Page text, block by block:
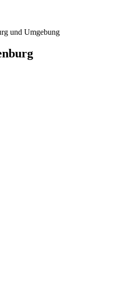
und Umgebung